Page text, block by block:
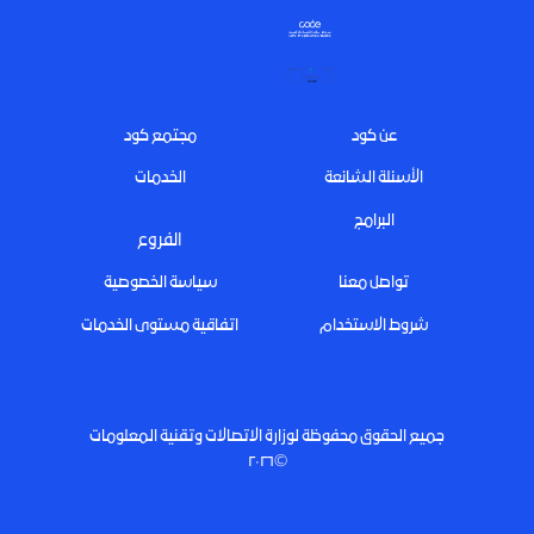
Footerعن كود
تواصل معنا
الخدمات
سياسة الخصوصية
البرامج
شروط الاستخدام
الفروع
اتفاقية مستوى الخدمات
مجتمع كود
الأسئلة الشائعة
جميع الحقوق محفوظة لوزارة الاتصالات وتقنية المعلومات
©٢٠٢٦